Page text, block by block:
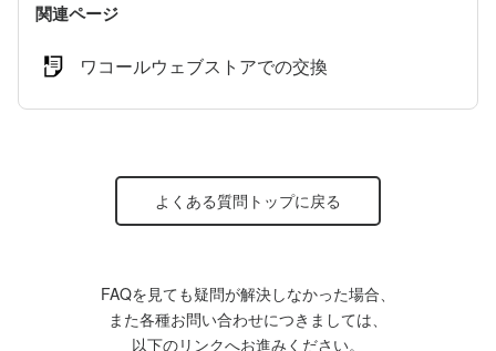
関連ページ
ワコールウェブストアでの交換
よくある質問トップに戻る
FAQを見ても疑問が解決しなかった場合、
また各種お問い合わせにつきましては、
以下のリンクへお進みください。